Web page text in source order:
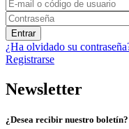
Entrar
¿Ha olvidado su
Registrarse
Newsletter
¿Desea recibir nuestro boletín?